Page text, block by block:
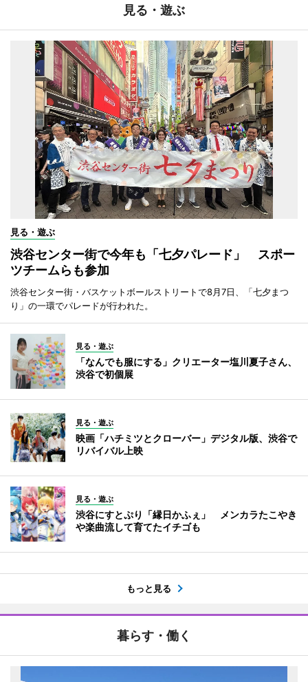
見る・遊ぶ
見る・遊ぶ
渋谷センター街で今年も「七夕パレード」 スポー
ツチームらも参加
渋谷センター街・バスケットボールストリートで8月7日、「七夕まつ
り」の一環でパレードが行われた。
見る・遊ぶ
「なんでも服にする」クリエーター塩川夏子さん、
渋谷で初個展
見る・遊ぶ
映画「ハチミツとクローバー」デジタル版、渋谷で
リバイバル上映
見る・遊ぶ
渋谷にすとぷり「縁日かふぇ」 メンカラたこやき
や楽曲流して育てたイチゴも
もっと見る
暮らす・働く